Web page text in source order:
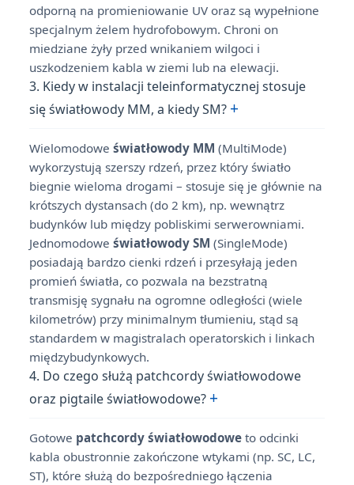
odporną na promieniowanie UV oraz są wypełnione
specjalnym żelem hydrofobowym. Chroni on
miedziane żyły przed wnikaniem wilgoci i
uszkodzeniem kabla w ziemi lub na elewacji.
3. Kiedy w instalacji teleinformatycznej stosuje
się światłowody MM, a kiedy SM? +
Wielomodowe światłowody MM (MultiMode)
wykorzystują szerszy rdzeń, przez który światło
biegnie wieloma drogami – stosuje się je głównie na
krótszych dystansach (do 2 km), np. wewnątrz
budynków lub między pobliskimi serwerowniami.
Jednomodowe światłowody SM (SingleMode)
posiadają bardzo cienki rdzeń i przesyłają jeden
promień światła, co pozwala na bezstratną
transmisję sygnału na ogromne odległości (wiele
kilometrów) przy minimalnym tłumieniu, stąd są
standardem w magistralach operatorskich i linkach
międzybudynkowych.
4. Do czego służą patchcordy światłowodowe
oraz pigtaile światłowodowe? +
Gotowe patchcordy światłowodowe to odcinki
kabla obustronnie zakończone wtykami (np. SC, LC,
ST), które służą do bezpośredniego łączenia